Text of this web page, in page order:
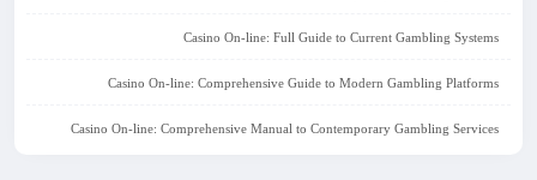
Casino On-line: Full Guide to Current Gambling Systems
Casino On-line: Comprehensive Guide to Modern Gambling Platforms
Casino On-line: Comprehensive Manual to Contemporary Gambling Services